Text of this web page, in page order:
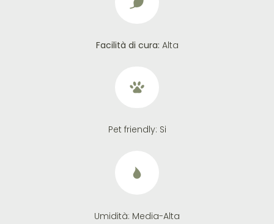
Facilità di cura: Alta
Pet friendly: Si
Umidità: Media-Alta